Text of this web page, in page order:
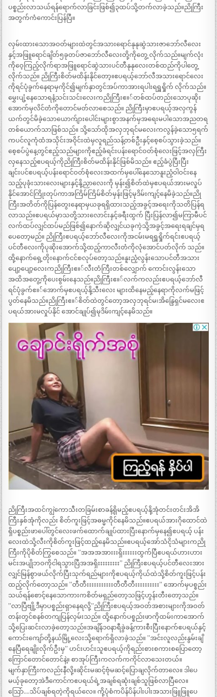
ပစ္စည်းလာသယ်ရန်ရောက်လာခြင်းဖြစ်၍၃ထပ်သို့တက်လာခဲ့သည်။ညိုကြီး
အတွက်ကံကောင်းပြန်ပြီ။
လှမ်းထားသောအဝတ်များထဲတွင်အသားရောင်နုနုဆွဲသားဇာဘော်လီလေး
နှင့်အဖြူရောင်ချိတ်၅ခုတပ်ဇာဘော်လီလေးတို့ကိုတွေ့ လိုက်သည်။မျက်လုံး
ကိုဝေ့ကြည့်လိုက်ရာအဖြူရောင်ဆွဲသားပင်တီနုနုလေးတစ်ထည်ကိုပါတွေ့
လိုက်သည်။ ညိုကြီးစိတ်မထိန်းနိုင်တော့။ဧပရယ့်ဘော်လီအသားရောင်လေး
ကိုရင်ပုံခွက်နေရာမှကိုင်၍မျက်နှာတွင်အပ်ကာအားရပါးရရှူရှိုက် လိုက်သည်။
မွှေးပျံ့နေသောရနံ့သင်းသင်းလေးကညိုကြီးဧ။်တစ်ထပ်တည်းသောပုဆိုး
အောက်မှလိင်တံကိုတောင်မတ်လာစေသည်။ ညိုကြီးမှာဧပရယ့်အလှကွန်
ယက်တွင်မိခဲ့သောယောက်ျားပေါင်းများစွာအနက်မှအရေးမပါသောအညတရ
တစ်ယောက်သာဖြစ်သည်။ သို့သော်ထိုအလှဘုရင်မလေးကလွန်ခဲ့သော၅ရက်
ကပင်လူကုံထံအသိုင်းအဝိုင်းထဲမှလူရည်သန့်တစ်ဦးနှင့်စေ့စပ်သွားခဲ့သည်။
စေ့စပ်ပွဲနေ့တွင်ဧည့်သည်များကိုဧည့်ခံရင်းပန်းရောင်ဝတ်စုံလေးဖြင့်အလှကြီး
လှနေသည့်ဧပရယ့်ကိုညိုကြီးစိတ်မထိန်းနိုင်ဖြစ်မိသည်။ ဧည့်ခံပွဲပြီးပြီး
ချင်းပင်ဧပရယ့်ပန်းရောင်ဝတ်စုံလေးအထက်မှပေါ်နေသောနူးညံ့ဝါဝင်းနေ
သည့်ပုခုံးသားလေးများနှင့်နို့ညှာလေးကို မှန်း၍စိတ်ထဲမှဧပရယ်အားမလှုပ်
နိုင်အောင်ကြိုးတုပ်ကာအကြိမ်ကြိမ်စိတ်မှန်းဖြင့်မုဒိမ်းကျင့်နေမိခဲ့သည်။ညို
ကြီးအတိတ်ကိုပြန်တွေးနေရာမှယခုရရှိထားသည့်အခွင့်အရေးကိုသတိပြန်ရ
လာသည်။ဧပရယ်မှာသတို့သားလောင်းနှင့်ခရီးထွက် ပြီးပြန်လာ၍မကြာမီပင်
လက်ထပ်လျှင်ထပ်မည်ဖြစ်၍နောက်ဆိုလျှင်ယခုကဲ့သို့အခွင့်အရေးရချင်မှရ
ပေတော့မည်။ ညိုကြီးဧပရယ့်ဘော်လီလေးကိုအငမ်းမရရှူရှိုက်ရင်းဧပရယ့်
ပင်တီလေးကိုပုဆိုးအောက်သို့ထည့်ကာလီးတံကိုလုံအောင်ပတ်လိုက် သည်။
ထို့နောက်ရှေ့တိုးနောက်ငင်စလုပ်တော့သည်။နူးညံ့လွန်းသောပင်တီအသား
ပျော့ပျော့လေးကညိုကြီးဧ။်လီးတံကြီးတစ်လျှောက် ကောင်းလွန်းသော
အထိအတွေ့ကိုပေးစွမ်းနေသည်။ညိုကြီးဧ။်လက်ကလည်းဧပရယ့်ဘော်လီ
ရင်ပုံခွက်ဧ။်အောက်မှဧပရယ့်နို့သီးလေး များထိနေမည့်နေရာကိုလက်မဖြင့်
ပွတ်နေမိသည်။ညိုကြီးဧ။်စိတ်ထဲတွင်တော့အလှဘုရင်မ၊အိန္ဒြေရှင်မလေးဧ
ပရယ်အားမလှုပ်နိုင် အောင်ချုပ်၍မုဒိမ်းကျင့်နေမိသည်။
ညိုကြီးအထင်ကျွဲကောသီးတခြမ်းစာခန့်ရှိမည့်ဧပရယ့်နို့အုံတင်းတင်းအိအိ
ကြီးနှစ်အုံကိုလည်း စိတ်ကူးဖြင့်အဓမ္မကိုင်နေမိသည်။ဧပရယ်အားဂိုထောင်ထဲ
ရှိပစ္စည်းဖာပေါ်တွင်လေးဖက်ထောက်ချုပ်ထားပြီးနောက်မှနေ၍ဧပရယ့် ပန်း
လေးထဲသို့လီးကိုစိတ်ကူးဖြင့်ထည့်နေမိသည်။ဧပရယ့်အော်သံငိုသံများကညို
ကြီးကိုပိုစိတ်ကြွစေသည်။ ”အအအအားးးရှိးးးးးးထွက်ပြီဧပရယ်ဟားဟား
မင်းအပျိုဘဝကိုငါရသွားပြီအအရှိးးးးးးးးး” ညိုကြီးဧပရယ့်ပင်တီလေးအား
လျှင်မြန်စွာဖယ်လိုက်ပြီးသုက်ရည်များကိုဧပရယ့်ကိုယ်ထဲသို့စိတ်ကူးဖြင့်ပန်း
ထည့်လိုက်တော့သည်။ ”တီတီးးးးးးးးးးးတီတီတီးးးးးးးးးး” အောက်မှပစ္စည်း
သယ်ရန်စောင့်နေသောကားကစိတ်မရှည်တော့သဖြင့်ဟွန်းတီးတော့သည်။
”လာပြီဗျို့ဒီမှာပစ္စည်းရှာနေရလို့”ညိုကြီးဧပရယ့်အဝတ်အစားများကိုအဝတ်
တန်းတွင်စနစ်တကျပြန်လှမ်းသည်။ ထို့နောက်ပစ္စည်းဖာကိုထမ်းကာအောက်
သို့ပြေးဆင်းလာခဲ့တော့သည်။အချိန်၁၀နာရီခွဲခန့်ကားစီးပြီးနောက်ဧပရယ်နှင့်
ကောင်းကျော်တို့နယ်မြို့လေးသို့ရောက်ရှိလာခဲ့သည်။ ”အင်းလူလည်းနွမ်းချိ
နေပြီရေချိုးလိုက်ဦးမှ” ဟင်းဟင်းသူဧပရယ့်ကိုရည်းစားစကားစပြောတော့
ကြောင်တောင်တောင်နဲ့။ စာအုပ်ကြီးကလက်ကကိုင်လာသေးတယ်။
မျက်နှာကြီးကလည်းနီလို့။ဆိုင်းမဆင့်ဗုံမဆင့်ပြောချလိုက်တာလေ။ ဒါပေ
မယ့်ခုတော့အဲဒီကောင်ကဧပရယ်ရဲ့အချစ်ရဆုံးချစ်သူဖြစ်လာပြီလေ။
သြော်….သိပ်ချစ်ရတဲ့ကိုရယ်လေ။ ကို့ပုံစံကပိန်ပိန်ပါးပါးအသားဖြူဖြူပေ